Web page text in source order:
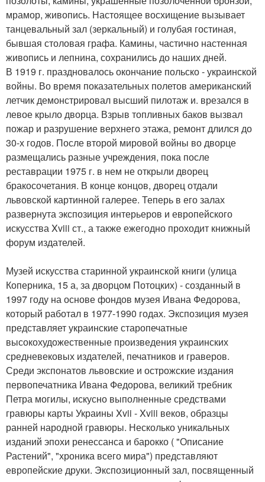
мрамор, живопись. Настоящее восхищение вызывает
танцевальный зал (зеркальный) и голубая гостиная,
бывшая столовая графа. Камины, частично настенная
живопись и лепнина, сохранились до наших дней.
В 1919 г. праздновалось окончание польско - украинской
войны. Во время показательных полетов американский
летчик демонстрировал высший пилотаж и. врезался в
левое крыло дворца. Взрыв топливных баков вызвал
пожар и разрушение верхнего этажа, ремонт длился до
30-х годов. После второй мировой войны во дворце
размещались разные учреждения, пока после
реставрации 1975 г. в нем не открыли дворец
бракосочетания. В конце концов, дворец отдали
львовской картинной галерее. Теперь в его залах
развернута экспозиция интерьеров и европейского
искусства Xviii ст., а также ежегодно проходит книжный
форум издателей.
Музей искусства старинной украинской книги (улица
Коперника, 15 а, за дворцом Потоцких) - созданный в
1997 году на основе фондов музея Ивана Федорова,
который работал в 1977-1990 годах. Экспозиция музея
представляет украинские старопечатные
высокохудожественные произведения украинских
средневековых издателей, печатников и граверов.
Среди экспонатов львовские и острожские издания
первопечатника Ивана Федорова, великий требник
Петра могилы, искусно выполненные средствами
гравюры карты Украины Xvii - Xviii веков, образцы
ранней народной гравюры. Несколько уникальных
изданий эпохи ренессанса и барокко ( "Описание
Растений", "хроника всего мира") представляют
европейские друки. Экспозиционный зал, посвященный